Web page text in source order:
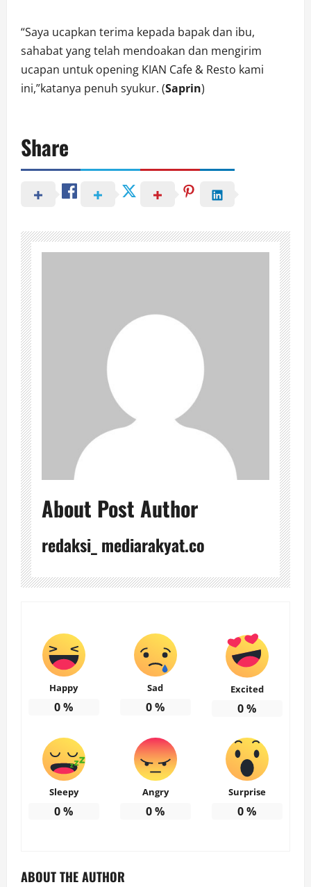
“Saya ucapkan terima kepada bapak dan ibu,
sahabat yang telah mendoakan dan mengirim
ucapan untuk opening KIAN Cafe & Resto kami
ini,”katanya penuh syukur. (Saprin)
Share
About Post Author
redaksi_ mediarakyat.co
Happy
0%
Sad
0%
Excited
0%
Sleepy
0%
Angry
0%
Surprise
0%
ABOUT THE AUTHOR